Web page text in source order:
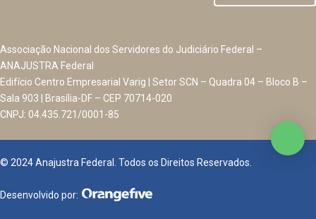
Associação Nacional dos Servidores do Judiciário Federal –
ANAJUSTRA Federal
Edifício Centro Empresarial Varig | Setor SCN – Quadra 04 – Bloco B –
Sala 903 | Brasília-DF – CEP 70714-020
CNPJ: 04.435.721/0001-85
© 2024 Anajustra Federal. Todos os Direitos Reservados.
Desenvolvido por: